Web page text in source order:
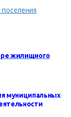
поселения
жилищного
муниципальных